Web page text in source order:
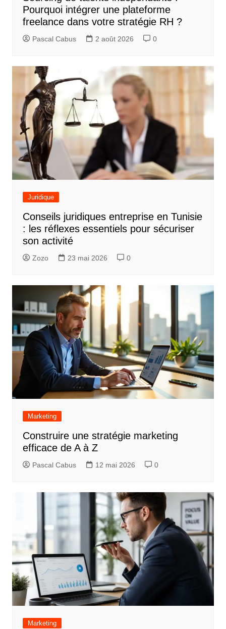
t
l
Pourquoi intégrer une plateforme
freelance dans votre stratégie RH ?
Pascal Cabus 2 août 2026 0
Juridique
Conseils juridiques entreprise en Tunisie
: les réflexes essentiels pour sécuriser
son activité
Zozo 23 mai 2026 0
Marketing
Construire une stratégie marketing
efficace de A à Z
Pascal Cabus 12 mai 2026 0
Marketing